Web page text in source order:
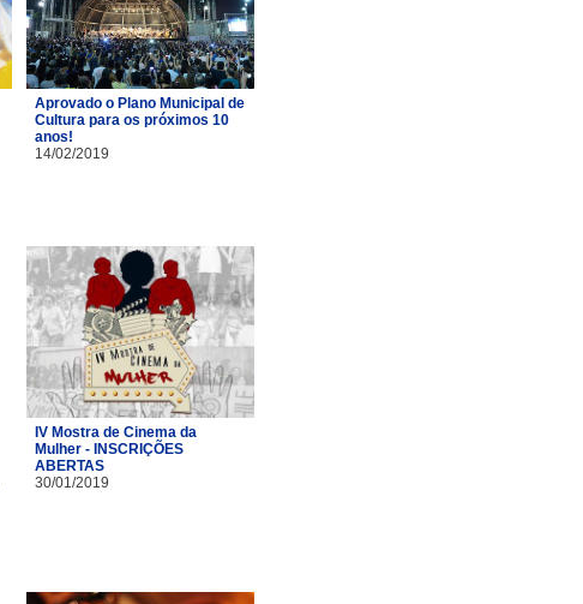
Aprovado o Plano Municipal de
Cultura para os próximos 10
anos!
14/02/2019
IV Mostra de Cinema da
Mulher - INSCRIÇÕES
ABERTAS
30/01/2019